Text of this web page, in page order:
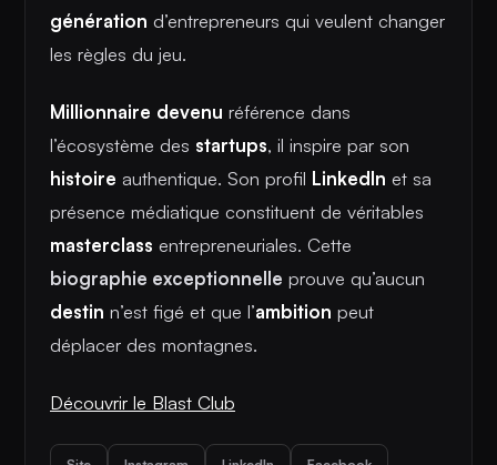
génération d’entrepreneurs qui veulent changer
les règles du jeu.
Millionnaire devenu référence dans
l’écosystème des startups, il inspire par son
histoire authentique. Son profil LinkedIn et sa
présence médiatique constituent de véritables
masterclass entrepreneuriales. Cette
biographie exceptionnelle prouve qu’aucun
destin n’est figé et que l’ambition peut
déplacer des montagnes.
Découvrir le Blast Club